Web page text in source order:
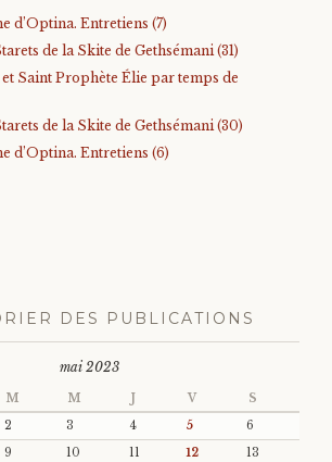
d’Optina. Entretiens (7)
de la Skite de Gethsémani (31)
Saint Prophète Élie par temps de
de la Skite de Gethsémani (30)
d’Optina. Entretiens (6)
DES PUBLICATIONS
mai 2023
M M V S
2 3 4 5
6
9 10 11 12
13